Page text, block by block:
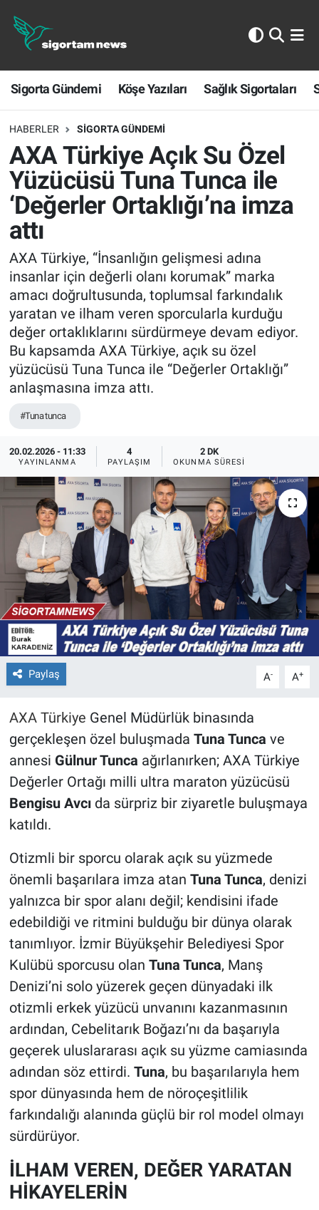
Sigorta Gündemi Köşe Yazıları Sağlık Sigortaları
HABERLER SIGORTA GÜNDEMI
AXA Türkiye Açık Su Özel
Yüzücüsü Tuna Tunca ile
‘Değerler Ortaklığı’na imza
attı
AXA Türkiye, “İnsanlığın gelişmesi adına
insanlar için değerli olanı korumak” marka
amacı doğrultusunda, toplumsal farkındalık
yaratan ve ilham veren sporcularla kurduğu
değer ortaklıklarını sürdürmeye devam ediyor.
Bu kapsamda AXA Türkiye, açık su özel
yüzücüsü Tuna Tunca ile “Değerler Ortaklığı”
anlaşmasına imza attı.
#Tuna tunca
20.02.2026 - 11:33
YAYINLANMA
4
PAYLAŞIM
2 DK
OKUNMA SÜRESI
Paylaş A- A+
AXA Türkiye Genel Müdürlük binasında
gerçekleşen özel buluşmada Tuna Tunca ve
annesi Gülnur Tunca ağırlanırken; AXA Türkiye
Değerler Ortağı milli ultra maraton yüzücüsü
Bengisu Avcıda sürpriz bir ziyaretle buluşmaya
katıldı.
Otizmli bir sporcu olarak açık su yüzmede
önemli başarılara imza atan Tuna Tunca, denizi
yalnızca bir spor alanı değil; kendisini ifade
edebildiği ve ritmini bulduğu bir dünya olarak
tanımlıyor. İzmir Büyükşehir Belediyesi Spor
Kulübü sporcusu olan Tuna Tunca, Manş
Denizi’ni solo yüzerek geçen dünyadaki ilk
otizmli erkek yüzücü unvanını kazanmasının
ardından, Cebelitarık Boğazı’nı da başarıyla
geçerek uluslararası açık su yüzme camiasında
adından söz ettirdi. Tuna, bu başarılarıyla hem
spor dünyasında hem de nöroçeşitlilik
farkındalığı alanında güçlü bir rol model olmayı
sürdürüyor.
İLHAM VEREN, DEĞER YARATAN
HİKAYELERİN
Sigorta Gündemi
Köşe Yazıları
Sağlık Sigortaları
Sporun Sigortası
Ekonomi